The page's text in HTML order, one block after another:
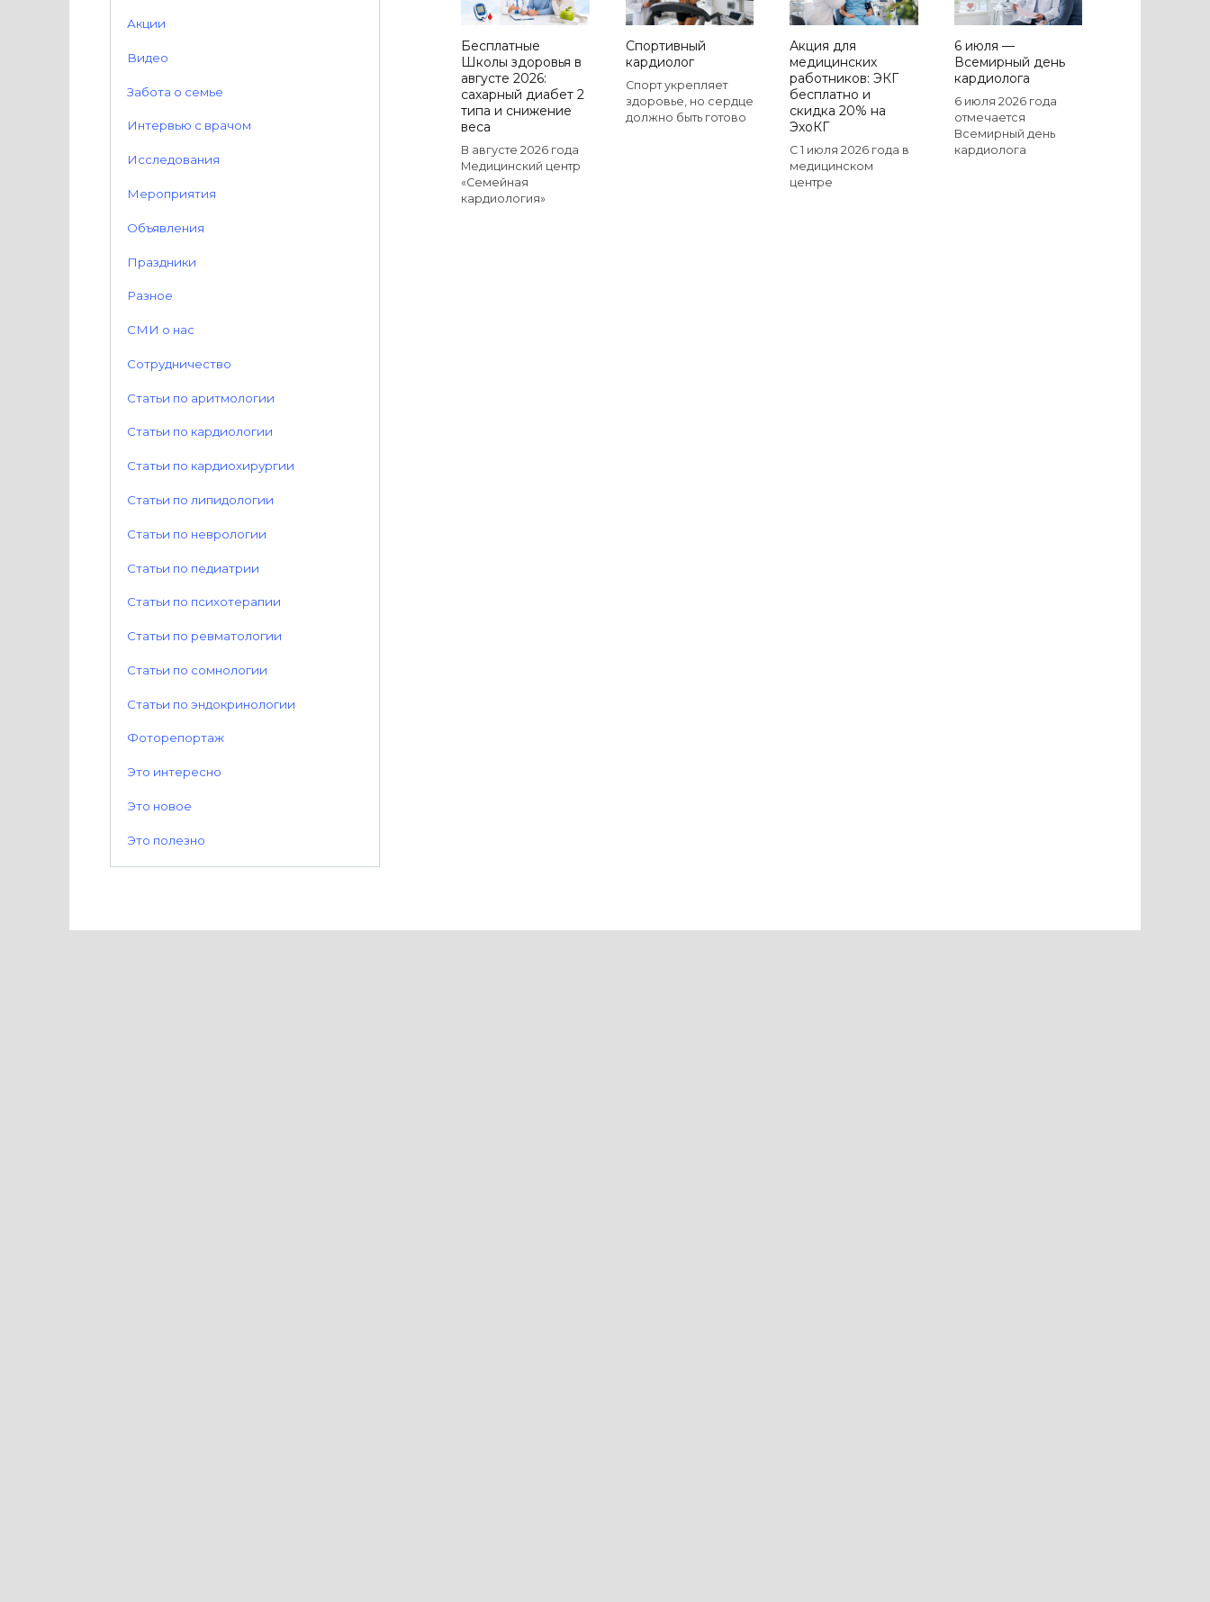
Бесплатные
Школы здоровья в
августе 2026:
сахарный диабет 2
типа и снижение
веса
В августе 2026 года
Медицинский центр
«Семейная
кардиология»
Спортивный
кардиолог
Спорт укрепляет
здоровье, но сердце
должно быть готово
Акция для
медицинских
работников: ЭКГ
бесплатно и
скидка 20% на
ЭхоКГ
С 1 июля 2026 года в
медицинском
центре
6 июля —
Всемирный день
кардиолога
6 июля 2026 года
отмечается
Всемирный день
кардиолога
Акции
Видео
Забота о семье
Интервью с врачом
Исследования
Мероприятия
Объявления
Праздники
Разное
СМИ о нас
Сотрудничество
Статьи по аритмологии
Статьи по кардиологии
Статьи по кардиохирургии
Статьи по липидологии
Статьи по неврологии
Статьи по педиатрии
Статьи по психотерапии
Статьи по ревматологии
Статьи по сомнологии
Статьи по эндокринологии
Фоторепортаж
Это интересно
Это новое
Это полезно